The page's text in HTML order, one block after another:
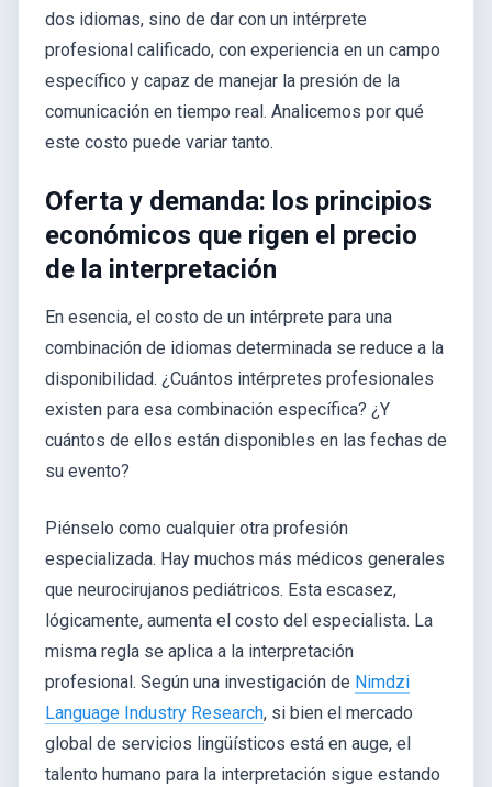
dos idiomas, sino de dar con un intérprete
profesional calificado, con experiencia en un campo
específico y capaz de manejar la presión de la
comunicación en tiempo real. Analicemos por qué
este costo puede variar tanto.
Oferta y demanda: los principios
económicos que rigen el precio
de la interpretación
En esencia, el costo de un intérprete para una
combinación de idiomas determinada se reduce a la
disponibilidad. ¿Cuántos intérpretes profesionales
existen para esa combinación específica? ¿Y
cuántos de ellos están disponibles en las fechas de
su evento?
Piénselo como cualquier otra profesión
especializada. Hay muchos más médicos generales
que neurocirujanos pediátricos. Esta escasez,
lógicamente, aumenta el costo del especialista. La
misma regla se aplica a la interpretación
profesional. Según una investigación de Nimdzi
Language Industry Research, si bien el mercado
global de servicios lingüísticos está en auge, el
talento humano para la interpretación sigue estando